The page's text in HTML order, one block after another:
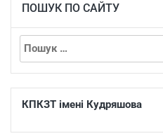
ПОШУК ПО САЙТУ
КПКЗТ імені Кудряшова